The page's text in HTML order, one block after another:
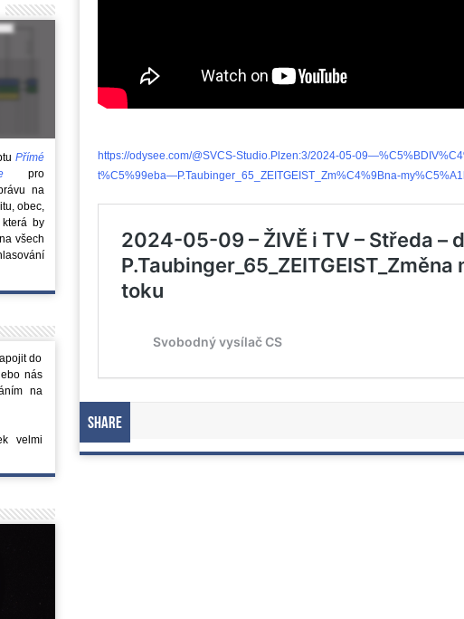
https://odysee.com/@SVCS-Studio.Plzen:3/2024-05-
t%C5%99eba—P.Taubinger_65_ZEITGEIST_Zm%C4%9Bna-
Share
Přímé
pro
na
obec,
by
všech
do
nás
na
velmi